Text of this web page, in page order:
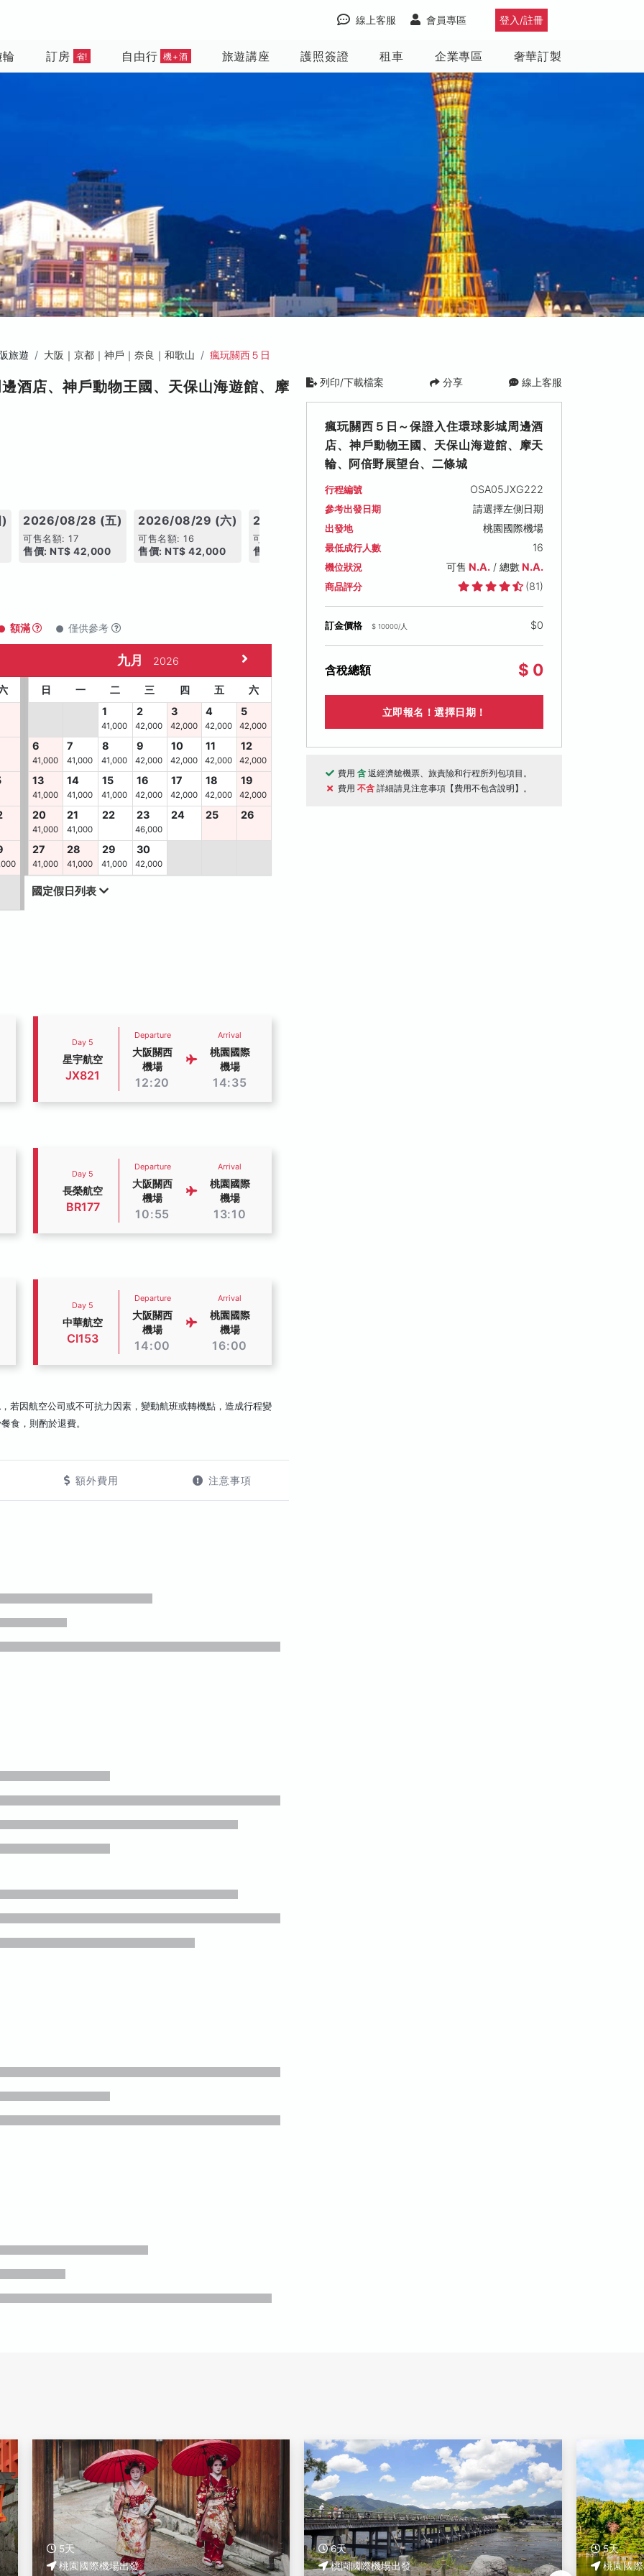
登入/註冊
會員專區
線上客服
訂房 省! 自由行 機+酒 旅遊講座 護照簽證 租車 企業專區 奢華訂製
旅遊 大阪｜京都｜神戶｜奈良｜和歌山 瘋玩關西５日
酒店、神戶動物王國、天保山海遊館、摩
2026/08/28 (五)
可售名額: 17
售價: NT$ 42,000
2026/08/29 (六)
可售名額: 16
售價: NT$ 42,000
2026/08/30 (日)
可售名額: 14
售價: NT$ 41,000 售價: NT$ 41,000
2026/09/01 (二)
售價: NT$ 41,000
額滿 僅供參考
九月 2026
日 一 二 三 四 五
六
1
41,000
2
42,000
3
42,000
4
42,000
5
42,000
6
41,000
7
41,000
8
41,000
9
42,000
10
42,000
11
42,000
12
42,000
13
41,000
14
41,000
15
41,000
16
42,000
17
42,000
18
42,000
19
42,000
20
41,000
21
41,000
22 23
46,000
24 25 26
27
41,000
28
41,000
29
41,000
30
42,000
國定假日列表
Day 5
星宇航空
JX821
Departure
大阪關西
機場
12:20
Arrival
桃園國際
機場
14:35
Day 5
長榮航空
BR177
Departure
大阪關西
機場
10:55
Arrival
桃園國際
機場
13:10
Day 5
中華航空
CI153
Departure
大阪關西
機場
14:00
Arrival
桃園國際
機場
16:00
若因航空公司或不可抗力因素，變動航班或轉機點，造成行程變
食，則酌於退費。
額外費用 注意事項
列印/下載檔案 分享 線上客服
瘋玩關西５日～保證入住環球影城周邊酒
店、神戶動物王國、天保山海遊館、摩天
輪、阿倍野展望台、二條城
行程編號 OSA05JXG222
參考出發日期 請選擇左側日期
出發地 桃園國際機場
最低成行人數 16
機位狀況 可售 N.A./ 總數N.A.
商品評分 (81)
訂金價格 $ 10000/人 $0
含稅總額 $ 0
立即報名！選擇日期！
費用 含 返經濟艙機票、旅責險和行程所列包項目。
費用 不含 詳細請見注意事項【費用不包含說明】。
5天
桃園國際機場出發
6天
桃園國際機場出發
5天
桃園國